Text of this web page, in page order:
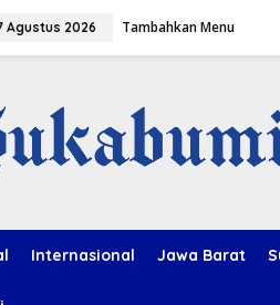
Agustus 2026 Tambahkan Menu
Internasional Jawa Barat